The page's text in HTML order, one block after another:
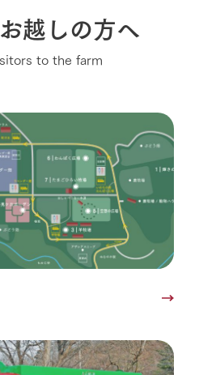
越しの方へ
to the farm